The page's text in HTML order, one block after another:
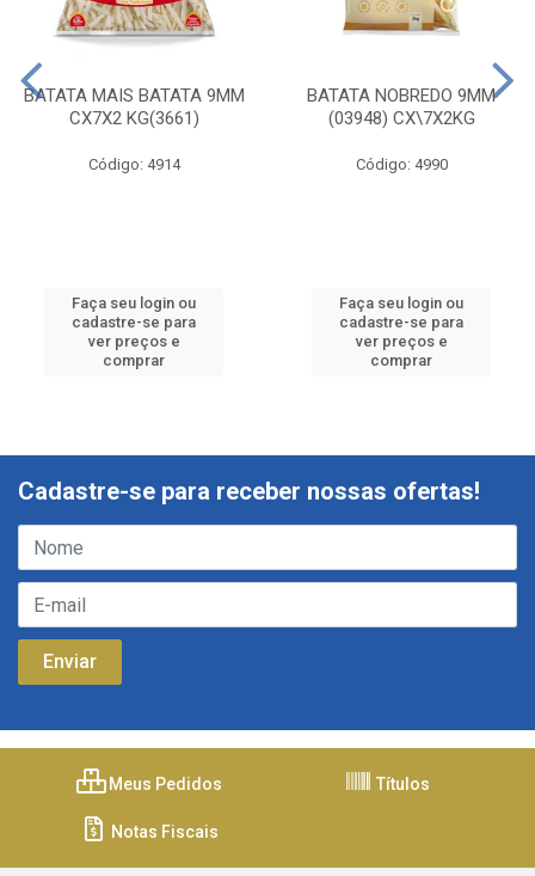
BATATA MAIS BATATA 9MM
CX7X2 KG(3661)
Código: 4914
Faça seu login ou
cadastre-se para
ver preços e
comprar
BATATA NOBREDO 9MM
(03948) CX\7X2KG
Código: 4990
Faça seu login ou
cadastre-se para
ver preços e
comprar
Cadastre-se para receber nossas ofertas!
Meus Pedidos Títulos
Notas Fiscais